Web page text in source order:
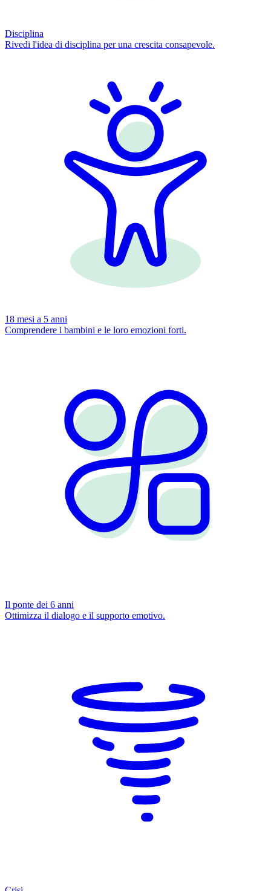
Disciplina
Rivedi l'idea di disciplina per una crescita consapevole.
18 mesi a 5 anni
Comprendere i bambini e le loro emozioni forti.
Il ponte dei 6 anni
Ottimizza il dialogo e il supporto emotivo.